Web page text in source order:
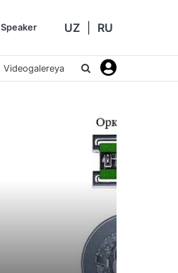
UZ RU
Speaker
Videogalereya